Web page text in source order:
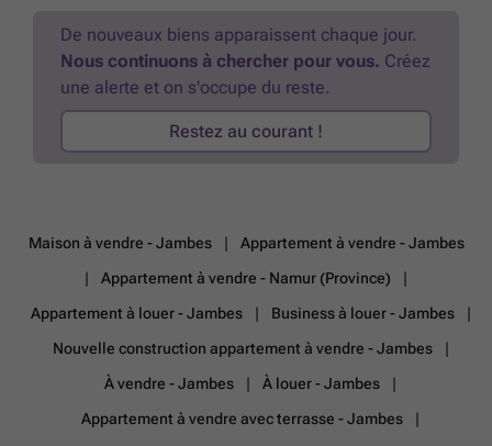
De nouveaux biens apparaissent chaque jour.
Nous continuons à chercher pour vous. Créez
une alerte et on s'occupe du reste.
Restez au courant !
Maison à vendre - Jambes
Appartement à vendre - Jambes
Appartement à vendre - Namur (Province)
Appartement à louer - Jambes
Business à louer - Jambes
Nouvelle construction appartement à vendre - Jambes
À vendre - Jambes
À louer - Jambes
Appartement à vendre avec terrasse - Jambes